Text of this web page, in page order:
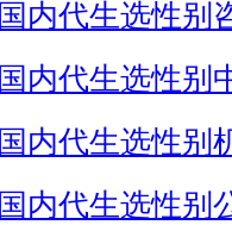
国内代生选性别
国内代生选性别
国内代生选性别
国内代生选性别